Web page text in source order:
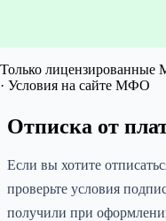
Только лицензированные
· Условия на сайте МФО
Отписка от
Если вы хотите
проверьте условия
получили при